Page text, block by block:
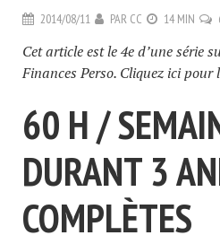
2014/08/11 PAR CC 14 MIN
Cet article est le 4e d’une série
Finances Perso. Cliquez ici pour
60 H /
DURANT 3
COMPLÈTES